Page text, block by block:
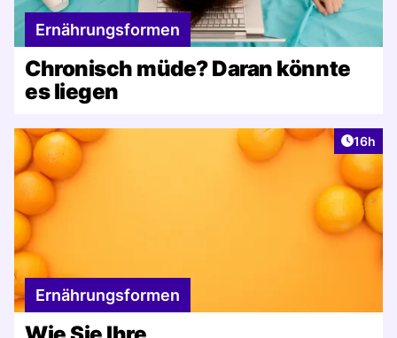
Ernährungsformen
Chronisch müde? Daran könnte
es liegen
Artikel
16h
Ernährungsformen